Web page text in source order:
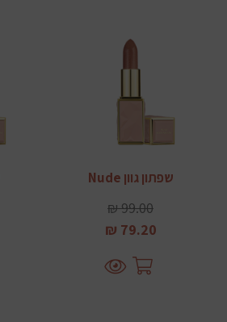
שפתון גוון Nude
99.00 ₪
79.20 ₪